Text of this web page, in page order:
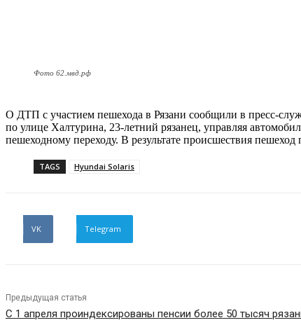
Фото 62.мвд.рф
О ДТП с участием пешехода в Рязани сообщили в пресс-
по улице Халтурина, 23-летний рязанец, управляя
пешеходному переходу. В результате происшествия
TAGS Hyundai Solaris
VK Telegram
Предыдущая статья
С 1 апреля проиндексированы пенсии более 50 тысяч